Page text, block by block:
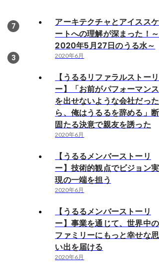
7
3
アーキテクチャとアイススケ
ートへの理解が深まった！～
2020年5月27日のうる水～
2020年6月
【うるるリファラルストーリ
ー】「お前がパフォーマンス
を出せないような会社だった
ら、俺はうるるを辞める」断
固たる決意で親友を誘った
2020年6月
【うるるメンバーストーリ
ー】技術的観点でビジョン実
現の一端を担う
2020年6月
【うるるメンバーストーリ
ー】事業を通じて、世界中の
ファミリーにもっと幸せな思
い出を届ける
2020年6月